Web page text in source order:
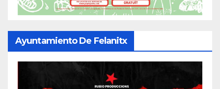
Ayuntamiento De Felanitx